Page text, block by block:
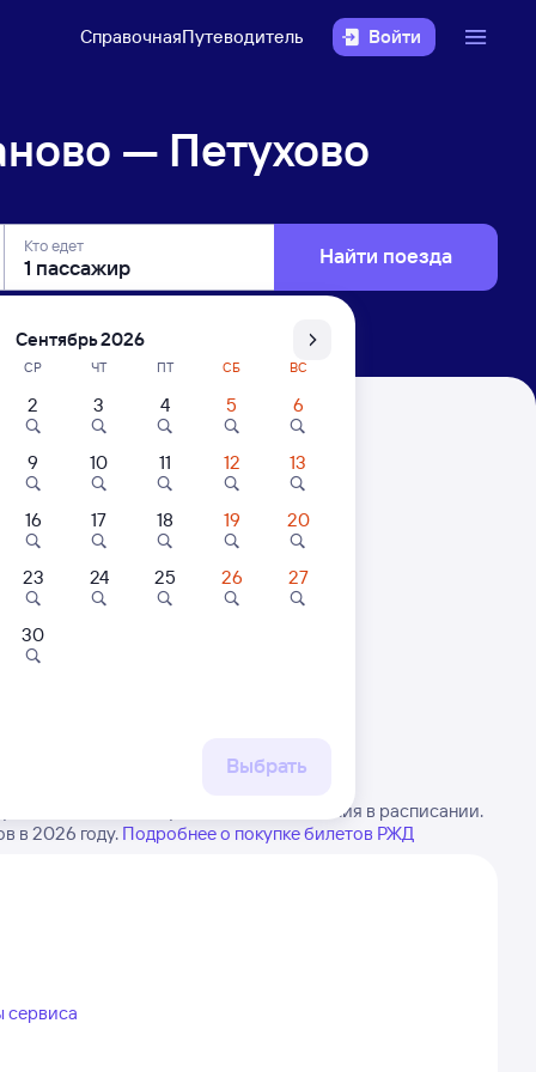
СправочнаяПутеводитель Войти
— Петухово
Кто едет Найти поезда
Имейте в виду, возможны изменения в расписании.
в 2026 году. Подробнее о покупке билетов РЖД
сервиса
Сентябрь 2026
СР ЧТ ПТ СБ ВС
2 3 4 5 6
9 10 11 12 13
16 17 18 19 20
23 24 25 26 27
30
Выбрать